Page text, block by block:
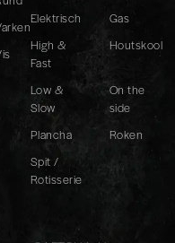
Elektrisch
Gas
High &
Fast
Houtskool
Low &
Slow
On the
side
Plancha
Roken
Spit /
Rotisserie